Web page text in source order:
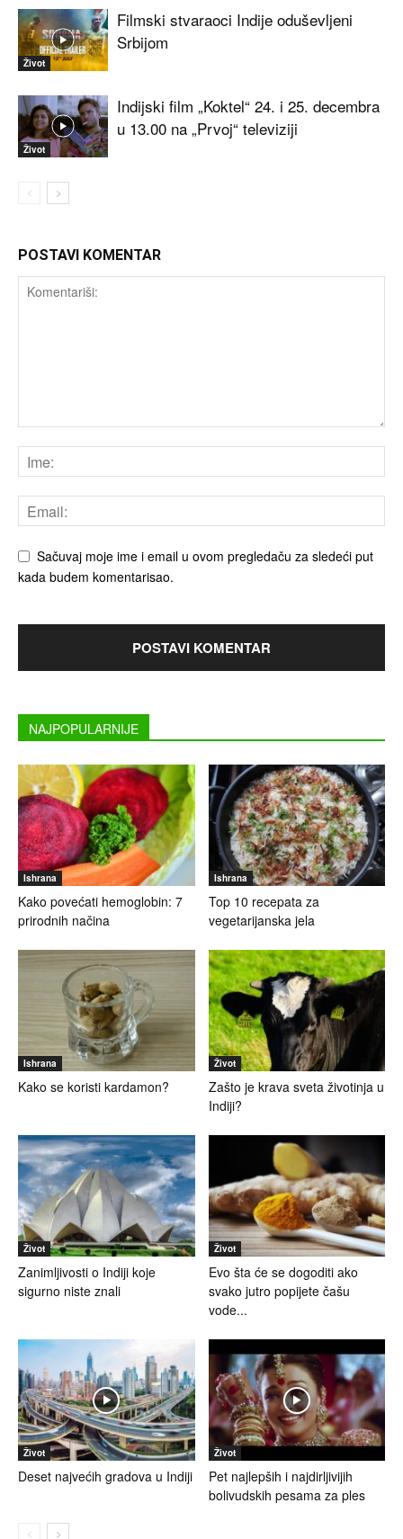
Život
Filmski stvaraoci Indije oduševljeni
Srbijom
Život
Indijski film „Koktel“ 24. i 25. decembra
u 13.00 na „Prvoj“ televiziji
POSTAVI KOMENTAR
Sačuvaj moje ime i email u ovom pregledaču za sledeći put
kada budem komentarisao.
NAJPOPULARNIJE
Ishrana
Kako povećati hemoglobin: 7
prirodnih načina
Ishrana
Top 10 recepata za
vegetarijanska jela
Ishrana
Kako se koristi kardamon?
Život
Zašto je krava sveta životinja u
Indiji?
Život
Zanimljivosti o Indiji koje
sigurno niste znali
Život
Evo šta će se dogoditi ako
svako jutro popijete čašu
vode...
Život
Deset najvećih gradova u Indiji
Život
Pet najlepših i najdirljivijih
bolivudskih pesama za ples